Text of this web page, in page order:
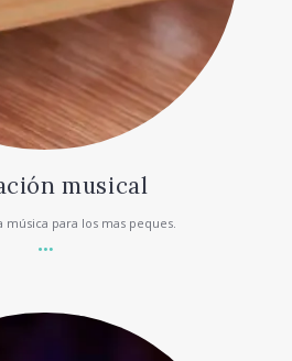
musical
música para los mas peques.